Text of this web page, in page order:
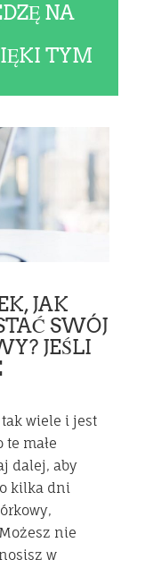
NA
TYM
JAK
SWÓJ
JEŚLI
wiele i jest
małe
dalej, aby
kilka dni
nie
w